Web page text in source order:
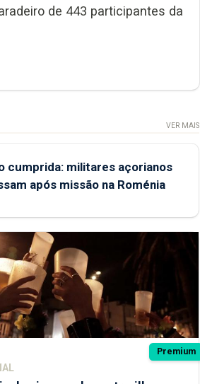
de 443 participantes da
VER MAIS
cumprida: militares açorianos
após missão na Roménia
Premium